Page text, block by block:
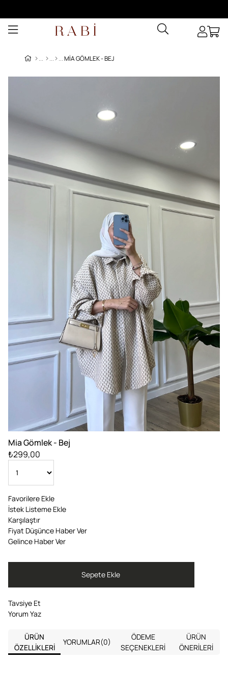
MIA GÖMLEK - BEJ
Mia Gömlek - Bej
₺299,00
Favorilere Ekle
İstek Listeme Ekle
Karşılaştır
Fiyat Düşünce Haber Ver
Gelince Haber Ver
Tavsiye Et
Yorum Yaz
ÜRÜN
ÖZELLIKLERI
YORUMLAR(0)
ÖDEME
SEÇENEKLERI
ÜRÜN
ÖNERILERI